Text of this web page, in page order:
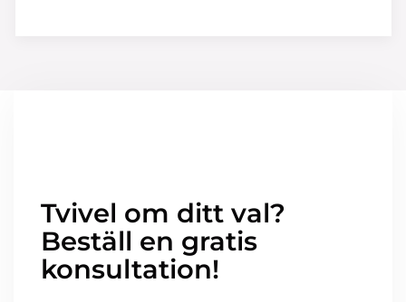
Tvivel om ditt val?
Beställ en gratis
konsultation!